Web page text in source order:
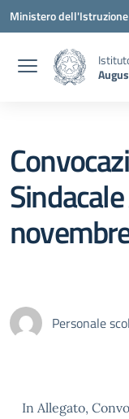
Vai ai contenuti
Vai al menu di
Vai al footer
Ministero
Personale
In Allegato,